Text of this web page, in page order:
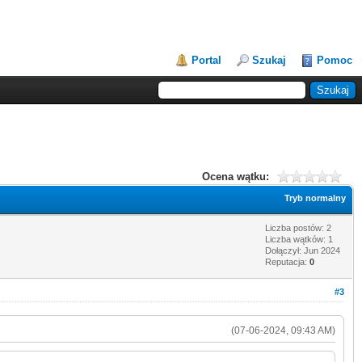
Portal Szukaj Pomoc
Ocena wątku:
Tryb normalny
Liczba postów: 2
Liczba wątków: 1
Dołączył: Jun 2024
Reputacja: 0
#3
(07-06-2024, 09:43 AM)